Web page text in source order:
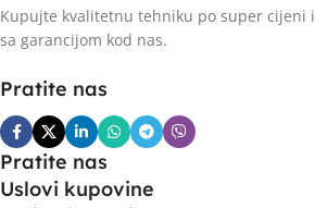
Kupujte kvalitetnu tehniku po super cijeni i
sa garancijom kod nas.
Pratite nas
Pratite nas
Uslovi kupovine